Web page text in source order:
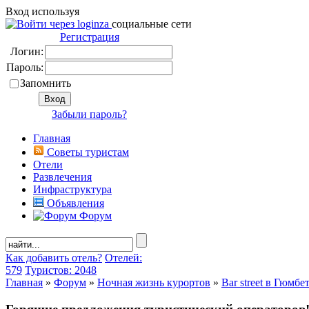
Вход используя
социальные сети
Регистрация
Логин:
Пароль:
Запомнить
Забыли пароль?
Главная
Советы туристам
Отели
Развлечения
Инфраструктура
Объявления
Форум
Как добавить отель? Отелей:
579 Туристов: 2048
Главная » Форум » Ночная жизнь курортов » Bar street в